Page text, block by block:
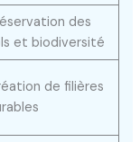
des
et biodiversité
de filières